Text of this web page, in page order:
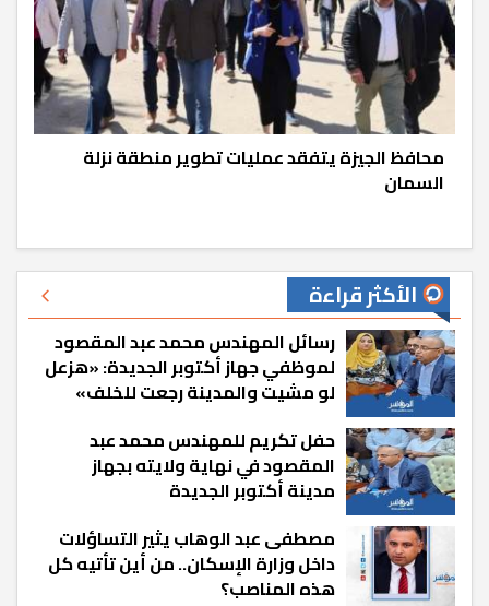
محافظ الجيزة يتفقد عمليات تطوير منطقة نزلة
السمان
الأكثر قراءة
رسائل المهندس محمد عبد المقصود
لموظفي جهاز أكتوبر الجديدة: «هزعل
لو مشيت والمدينة رجعت للخلف»
حفل تكريم للمهندس محمد عبد
المقصود في نهاية ولايته بجهاز
مدينة أكتوبر الجديدة
مصطفى عبد الوهاب يثير التساؤلات
داخل وزارة الإسكان.. من أين تأتيه كل
هذه المناصب؟